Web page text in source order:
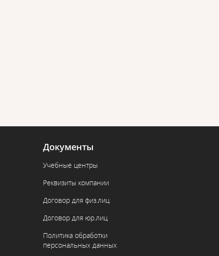
Документы
Учебные центры
Реквизиты компании
Договор для физ.лиц
Договор для юр.лиц
Политика обработки
персональных данных